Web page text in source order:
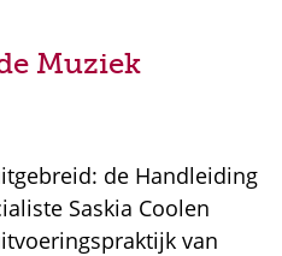
Muziek
de Handleiding
Saskia Coolen
van